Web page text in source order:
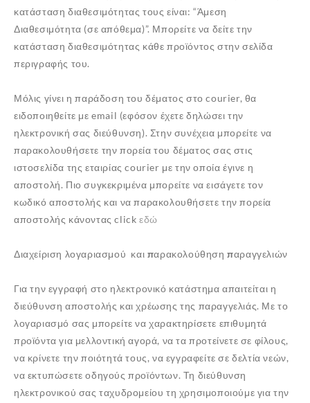
κατάσταση διαθεσιμότητας τους είναι: “Άμεση
Διαθεσιμότητα (σε απόθεμα)”. Μπορείτε να δείτε την
κατάσταση διαθεσιμότητας κάθε προϊόντος στην σελίδα
περιγραφής του.
Μόλις γίνει η παράδοση του δέματος στο courier, θα
ειδοποιηθείτε με email (εφόσον έχετε δηλώσει την
ηλεκτρονική σας διεύθυνση). Στην συνέχεια μπορείτε να
παρακολουθήσετε την πορεία του δέματος σας στις
ιστοσελίδα της εταιρίας courier με την οποία έγινε η
αποστολή. Πιο συγκεκριμένα μπορείτε να εισάγετε τον
κωδικό αποστολής και να παρακολουθήσετε την πορεία
αποστολής κάνοντας click εδώ
Διαχείριση λογαριασμού και παρακολούθηση παραγγελιών
Για την εγγραφή στο ηλεκτρονικό κατάστημα απαιτείται η
διεύθυνση αποστολής και χρέωσης της παραγγελιάς. Με το
λογαριασμό σας μπορείτε να χαρακτηρίσετε επιθυμητά
προϊόντα για μελλοντική αγορά, να τα προτείνετε σε φίλους,
να κρίνετε την ποιότητά τους, να εγγραφείτε σε δελτία νεών,
να εκτυπώσετε οδηγούς προϊόντων. Τη διεύθυνση
ηλεκτρονικού σας ταχυδρομείου τη χρησιμοποιούμε για την